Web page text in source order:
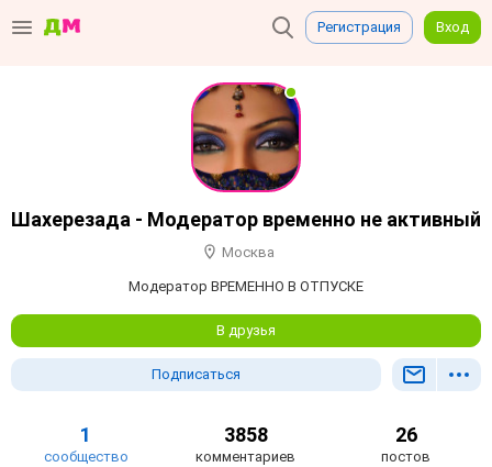
Регистрация Вход
Шахерезада - Модератор временно не активный
Москва
Модератор ВРЕМЕННО В ОТПУСКЕ
В друзья
Подписаться
1
сообщество
3858
комментариев
26
постов